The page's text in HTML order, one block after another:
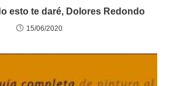
esto te daré, Dolores Redondo
15/06/2020